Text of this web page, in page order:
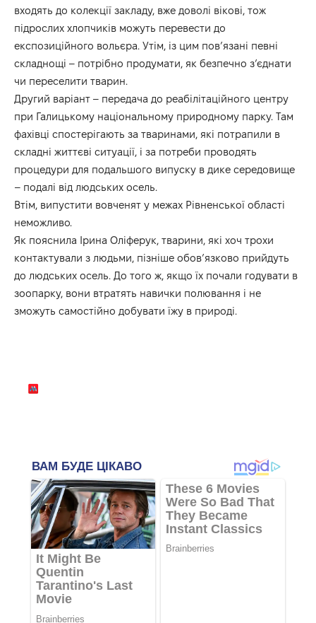
входять до колекції закладу, вже доволі вікові, тож
підрослих хлопчиків можуть перевести до
експозиційного вольєра. Утім, із цим пов’язані певні
складнощі – потрібно продумати, як безпечно з’єднати
чи переселити тварин.
Другий варіант – передача до реабілітаційного центру
при Галицькому національному природному парку. Там
фахівці спостерігають за тваринами, які потрапили в
складні життєві ситуації, і за потреби проводять
процедури для подальшого випуску в дике середовище
– подалі від людських осель.
Втім, випустити вовченят у межах Рівненської області
неможливо.
Як пояснила Ірина Оліферук, тварини, які хоч трохи
контактували з людьми, пізніше обов’язково прийдуть
до людських осель. До того ж, якщо їх почали годувати в
зоопарку, вони втратять навички полювання і не
зможуть самостійно добувати їжу в природі.